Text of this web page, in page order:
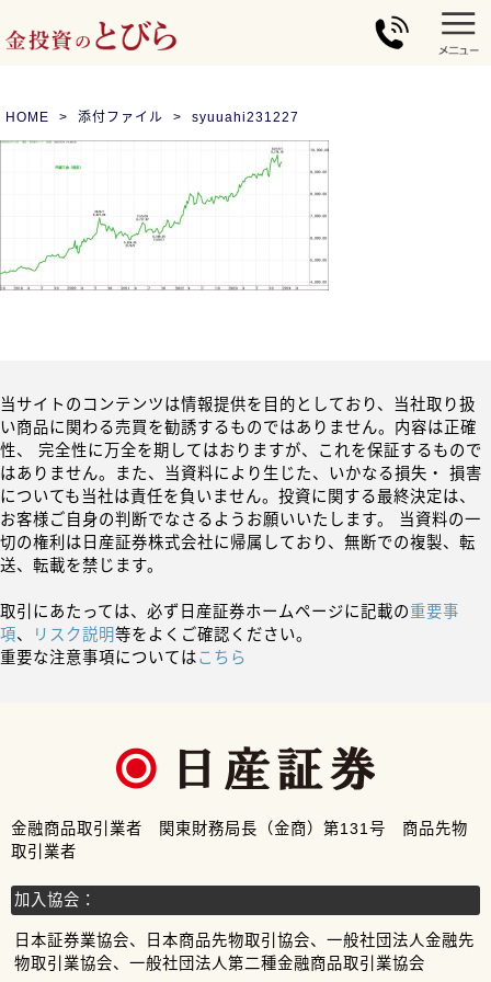
HOME 添付ファイル syuuahi231227
当サイトのコンテンツは情報提供を目的としており、当社取り扱
い商品に関わる売買を勧誘するものではありません。内容は正確
性、 完全性に万全を期してはおりますが、これを保証するもので
はありません。また、当資料により生じた、いかなる損失・ 損害
についても当社は責任を負いません。投資に関する最終決定は、
お客様ご自身の判断でなさるようお願いいたします。 当資料の一
切の権利は日産証券株式会社に帰属しており、無断での複製、転
送、転載を禁じます。
取引にあたっては、必ず日産証券ホームページに記載の重要事
項、 リスク説明等をよくご確認ください。
重要な注意事項についてはこちら
金融商品取引業者 関東財務局長（金商）第131号 商品先物
取引業者
加入協会：
日本証券業協会、日本商品先物取引協会、一般社団法人金融先
物取引業協会、一般社団法人第二種金融商品取引業協会